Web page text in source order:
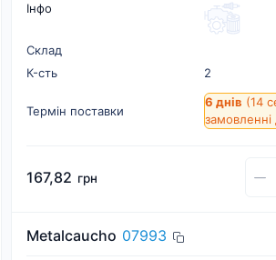
Інфо
Склад
К-cть
2
Термін поставки
6 днів (14
167,82 грн
Metalcaucho 07993